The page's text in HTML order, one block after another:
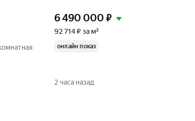
6 490 000 ₽
92 714 ₽ за м²
онлайн показ
2 часа назад